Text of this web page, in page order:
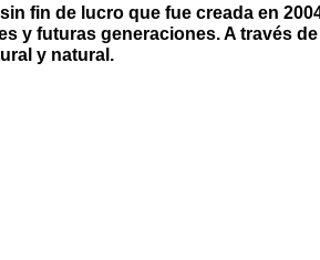
fin de lucro que fue creada en
y futuras generaciones. A través
y natural.